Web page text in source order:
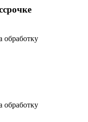
обработку
обработку